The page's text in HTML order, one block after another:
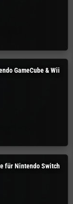
GameCube & Wii
für Nintendo Switch